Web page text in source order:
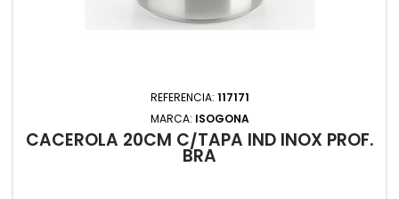
REFERENCIA: 117171
MARCA: ISOGONA
CACEROLA 20CM C/TAPA IND INOX PROF.
BRA